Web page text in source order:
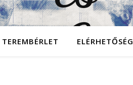
TEREMBÉRLET ELÉRHETŐSÉG